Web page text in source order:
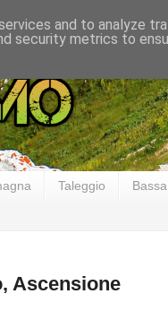
Taleggio
Ascensione
and to analyze
security metrics to